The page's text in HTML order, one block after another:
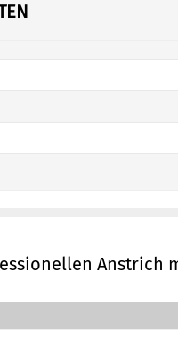
Anstrich